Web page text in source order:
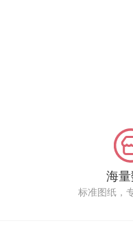
海
标准图纸，